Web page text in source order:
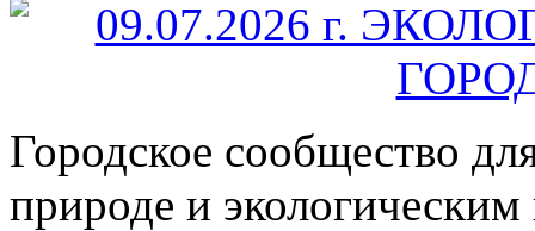
Городское сообщество
природе и